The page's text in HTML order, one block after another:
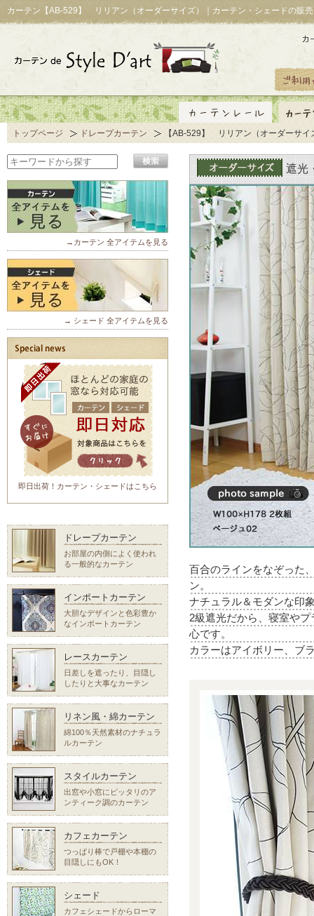
カーテン【AB-529】 リリアン（オーダーサイズ）｜カーテン・シェードの販
トップページ ドレープカーテン 【AB-529】 リリアン（オーダーサイ
遮光
百合のラインをなぞった
ン。
ナチュラル＆モダンな印
2級遮光だから、寝室や
心です。
カラーはアイボリー、ブ
→カーテン 全アイテムを見る
→ シェード 全アイテムを見る
即日出荷！カーテン・シェードはこちら
ドレープカーテン
お部屋の内側によく使われ
る一般的なカーテン
インポートカーテン
大胆なデザインと色彩豊か
なインポートカーテン
レースカーテン
日差しを遮ったり、目隠し
したりと大事なカーテン
リネン風・綿カーテン
綿100％天然素材のナチュラ
ルカーテン
スタイルカーテン
出窓や小窓にピッタリのア
ンティーク調のカーテン
カフェカーテン
つっぱり棒で戸棚や本棚の
目隠しにもOK！
シェード
カフェシェードからローマ